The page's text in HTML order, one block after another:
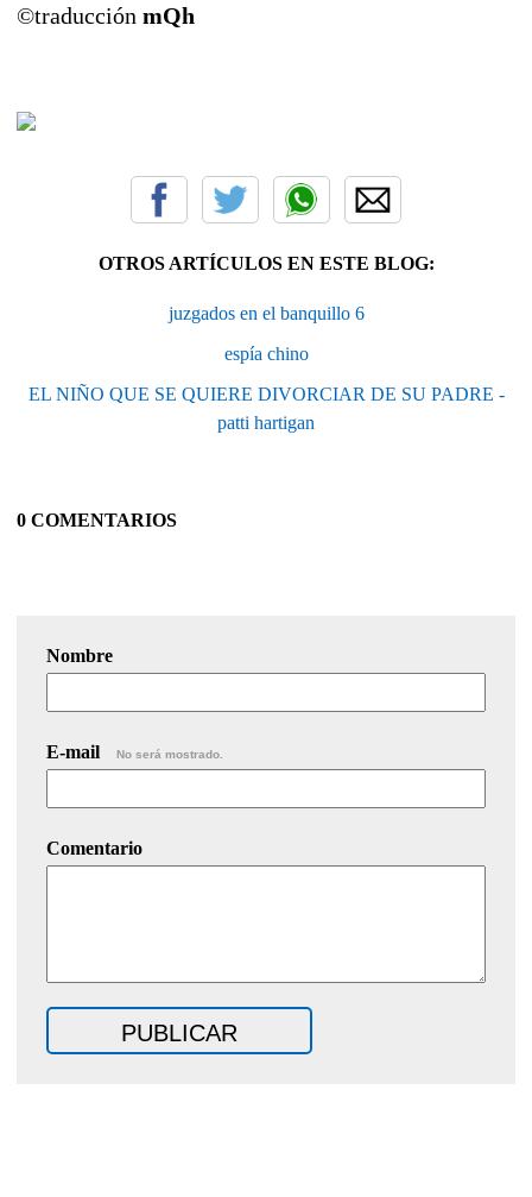
©traducción mQh
OTROS ARTÍCULOS EN ESTE BLOG:
juzgados en el banquillo 6
espía chino
EL NIÑO QUE SE QUIERE DIVORCIAR DE SU PADRE -
patti hartigan
0 COMENTARIOS
Nombre
E-mail No será mostrado.
Comentario